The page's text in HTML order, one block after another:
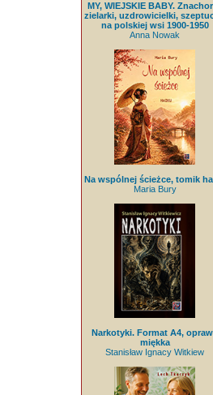
MY, WIEJSKIE BABY.
zielarki, uzdrowicielki,
na polskiej wsi 1900-1950
Anna Nowak
Na wspólnej ścieżce, tomik
Maria Bury
Narkotyki. Format A4,
miękka
Stanisław Ignacy Witkiew